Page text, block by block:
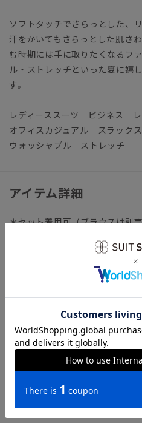
ソフトタッチでさらっとした、
汗をかいてもさらっとした肌さ
む時期には手に取りたくなるフ
ル・ストレッチといった夏に嬉
す。
レディーススーツ ビジネス
オフィスカジュアル スラッ
ウォッシャブル ストレッチ
アイテム詳細
＊セット着用可（ブラウスは別
【仕様】ノータック／フレア／
【裾】シングル仕上げ（裾上げ
【洗濯表示】ドライクリーニン
ット使用・弱水流）》
ウォッシャブル商品のお取扱い
サイズ詳細
モデル：167cm B79cm